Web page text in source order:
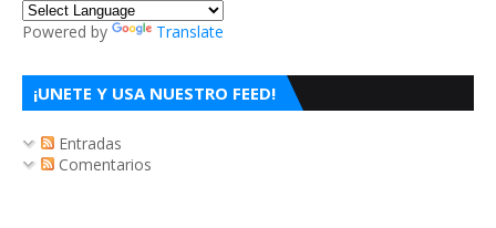
Powered by Translate
¡UNETE Y USA NUESTRO FEED!
Entradas
Comentarios